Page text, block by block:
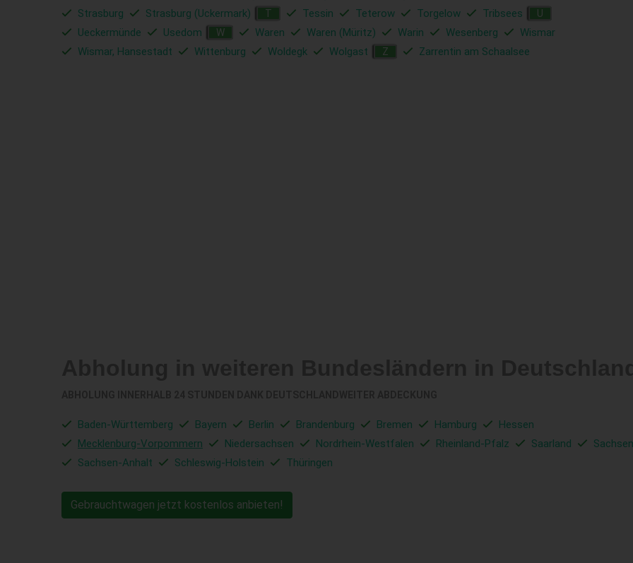
Strasburg
Strasburg (Uckermark) T Tessin Teterow Torgelow Tribsees U
Ueckermünde Usedom W Waren Waren (Müritz) Warin Wesenberg
Wismar
Wismar, Hansestadt
Wittenburg Woldegk Wolgast Z Zarrentin am Schaalsee
Baden-Württemberg Bayern Berlin Brandenburg Bremen Hamburg
Hessen
Mecklenburg-Vorpommern
Niedersachsen Nordrhein-Westfalen Rheinland-Pfalz Saarland
Sachsen
Sachsen-Anhalt
Schleswig-Holstein Thüringen
Gebrauchtwagen jetzt kostenlos anbieten!